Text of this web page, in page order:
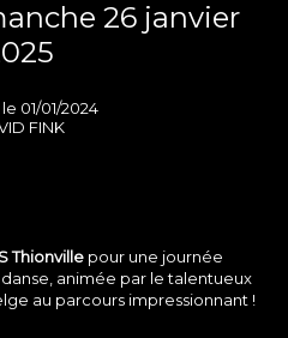
26 janvier
01/01/2024
FINK
Thionvillepour une journée
animée par le talentueux
au parcours impressionnant !